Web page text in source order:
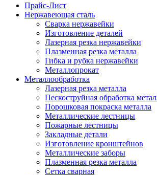
Прайс-Лист
Нержавеющая сталь
Сварка нержавейки
Изготовление деталей
Лазерная резка нержавейки
Плазменная резка металла
Гибка и рубка нержавейки
Металлопрокат
Металлообработка
Лазерная резка металла
Пескоструйная обработка
Порошковая покраска металла
Металлические лестницы
Пожарные лестницы
Закладные детали
Изготовление кронштейнов
Металлические заборы
Плазменная резка металла
Сетка сварная